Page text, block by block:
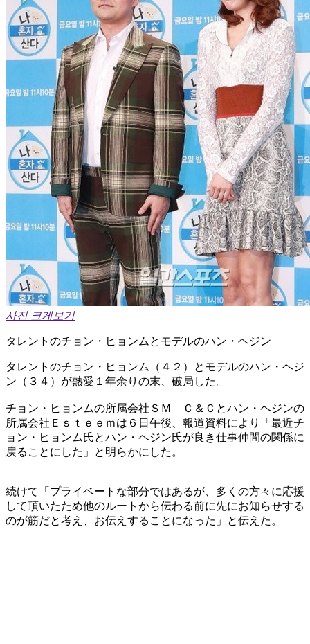
사진 크게보기
タレントのチョン・ヒョンムとモデルのハン・ヘジン
タレントのチョン・ヒョンム（４２）とモデルのハン・ヘジ
ン（３４）が熱愛１年余りの末、破局した。
チョン・ヒョンムの所属会社ＳＭ Ｃ＆Ｃとハン・ヘジンの
所属会社Ｅｓｔｅｅｍは６日午後、報道資料により「最近チ
ョン・ヒョンム氏とハン・ヘジン氏が良き仕事仲間の関係に
戻ることにした」と明らかにした。
続けて「プライベートな部分ではあるが、多くの方々に応援
して頂いたため他のルートから伝わる前に先にお知らせする
のが筋だと考え、お伝えすることになった」と伝えた。